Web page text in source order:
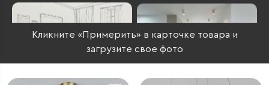
Кликните «Примерить» в карточке товара и
загрузите свое фото